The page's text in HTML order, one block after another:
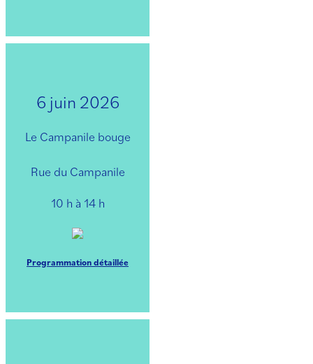
6 juin 2026
Le Campanile bouge
Rue du Campanile
10 h à 14 h
Programmation détaillée